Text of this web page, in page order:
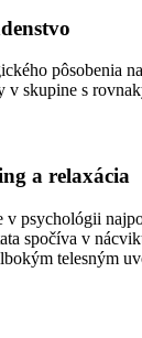
pôsobenia
v skupine s
a relaxácia
v psychológii
spočíva v
telesným